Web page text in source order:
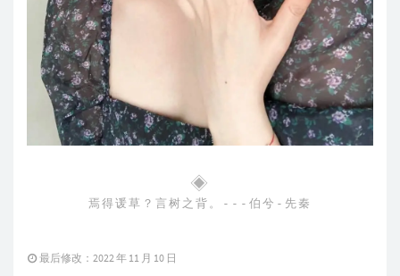
◈
焉得谖草？言树之背。---伯兮-先秦
最后修改：2022 年 11 月 10 日